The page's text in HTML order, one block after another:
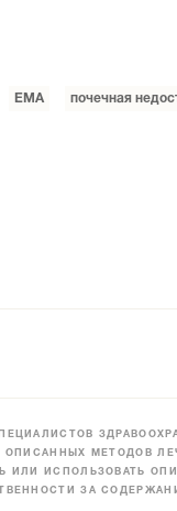
EMA почечная
МЕТОДОВ
ИЛИ ИСПОЛЬЗОВАТЬ
ЗА